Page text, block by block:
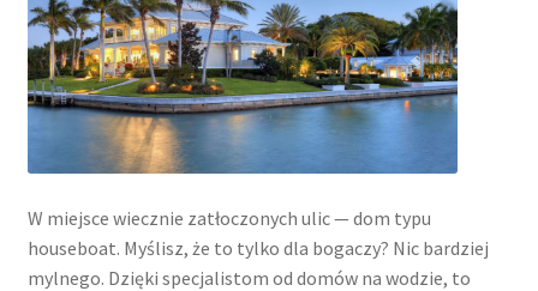
W miejsce wiecznie zatłoczonych ulic — dom typu
houseboat. Myślisz, że to tylko dla bogaczy? Nic bardziej
mylnego. Dzięki specjalistom od domów na wodzie, to